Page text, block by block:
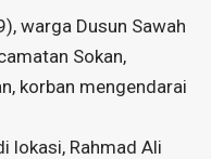
warga Dusun Sawah
Sokan,
korban mengendarai
lokasi, Rahmad Ali